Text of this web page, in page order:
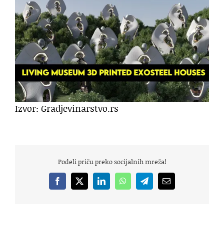
Izvor: Gradjevinarstvo.rs
Podeli priču preko socijalnih mreža!
Facebook
X LinkedInWhatsAppTelegramEmail